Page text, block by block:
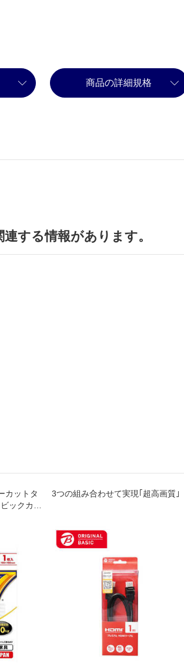
商品の詳細規格
する情報があります。
カットタ
ックカメ
3つの組み合わせて実現｢超高画質｣